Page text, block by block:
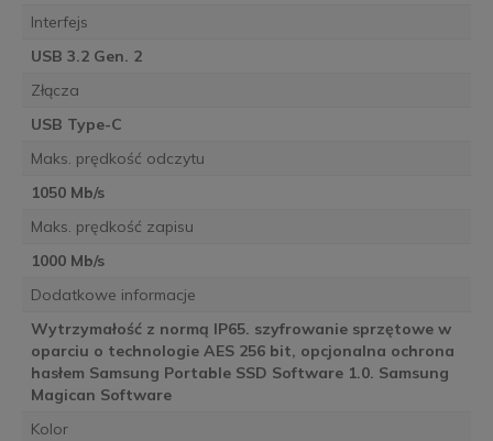
Interfejs
USB 3.2 Gen. 2
Złącza
USB Type-C
Maks. prędkość odczytu
1050 Mb/s
Maks. prędkość zapisu
1000 Mb/s
Dodatkowe informacje
Wytrzymałość z normą IP65. szyfrowanie sprzętowe w
oparciu o technologie AES 256 bit, opcjonalna ochrona
hasłem Samsung Portable SSD Software 1.0. Samsung
Magican Software
Kolor